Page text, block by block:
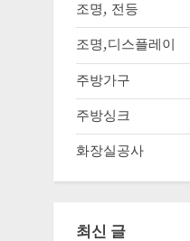
조명, 전등
조명,디스플레이
주방가구
주방싱크
화장실공사
최신 글